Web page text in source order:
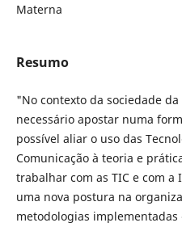
Materna
Resumo
"No contexto da sociedade
necessário apostar numa
possível aliar o uso das
Comunicação à teoria e
trabalhar com as TIC e com
uma nova postura na
metodologias